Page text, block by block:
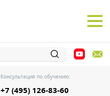
Консультация по обучению:
+7 (495) 126-83-60